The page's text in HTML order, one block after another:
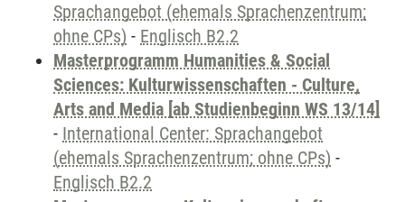
Sprachangebot (ehemals Sprachenzentrum;
ohne CPs) - Englisch B2.2
Masterprogramm Humanities & Social
Sciences: Kulturwissenschaften - Culture,
Arts and Media [ab Studienbeginn WS 13/14]
- International Center: Sprachangebot
(ehemals Sprachenzentrum; ohne CPs) -
Englisch B2.2